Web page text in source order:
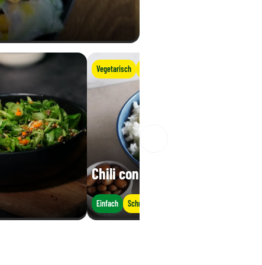
Vegetarisch
Chili con Borlotti Bohnen
Einfach Schnell